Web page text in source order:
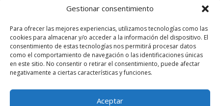
Gestionar consentimiento
Para ofrecer las mejores experiencias, utilizamos tecnologías como las
cookies para almacenar y/o acceder a la información del dispositivo. El
consentimiento de estas tecnologías nos permitirá procesar datos
como el comportamiento de navegación o las identificaciones únicas
en este sitio. No consentir o retirar el consentimiento, puede afectar
negativamente a ciertas características y funciones.
Aceptar